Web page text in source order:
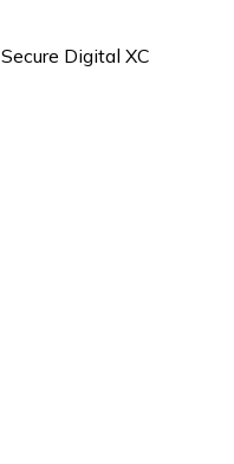
Secure Digital XC